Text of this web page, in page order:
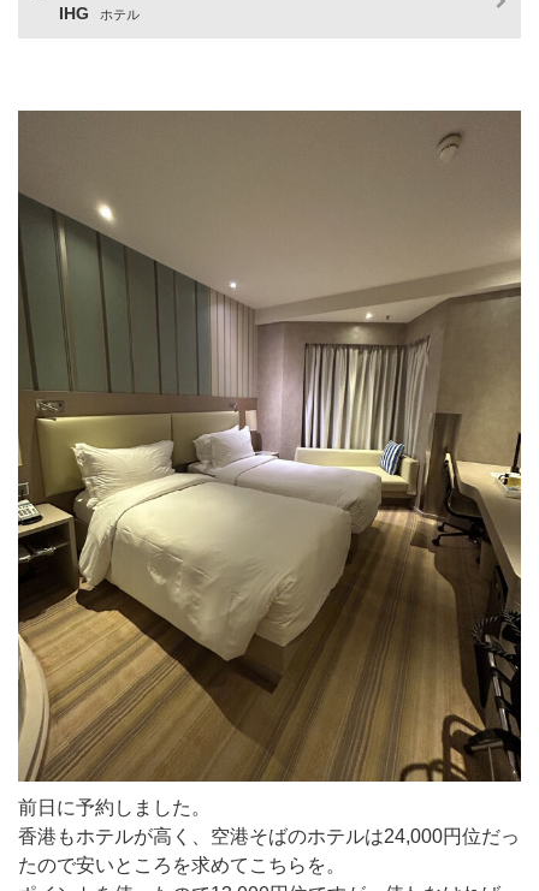
IHG
ホテル
前日に予約しました。
香港もホテルが高く、空港そばのホテルは24,000円位だっ
たので安いところを求めてこちらを。